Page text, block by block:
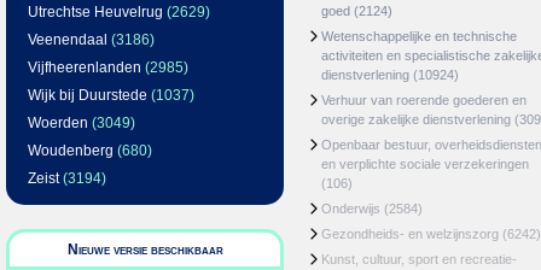
Utrechtse Heuvelrug (2629)
Veenendaal (3186)
Vijfheerenlanden (2985)
Wijk bij Duurstede (1037)
Woerden (3049)
Woudenberg (680)
Zeist(3194)
Nieuwe versie beschikbaar
goed (2124)
Wetenschappelijke en technische
activiteiten en specialistische
dienstverlening (10924)
Verhuur van roerende goederen en
overige zakelijke dienstverlening
Openbaar bestuur, overheidsdiensten
en verplichte sociale verzekeringen
(106)
Onderwijs (2584)
Gezondheids- en welzijnszorg (6242)
Kunst, cultuur, sport en recreatie-